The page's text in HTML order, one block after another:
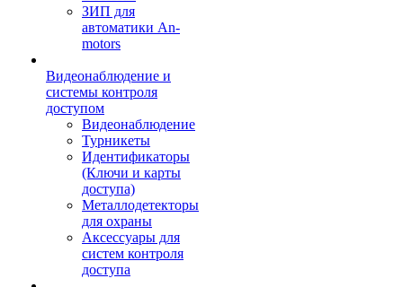
ЗИП для
автоматики An-
motors
Видеонаблюдение и
системы контроля
доступом
Видеонаблюдение
Турникеты
Идентификаторы
(Ключи и карты
доступа)
Металлодетекторы
для охраны
Аксессуары для
систем контроля
доступа